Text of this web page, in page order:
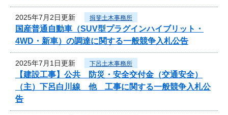
2025年7月2日更新 揖斐土木事務所
国産普通自動車（SUV型プラグインハイブリット・
4WD・新車）の調達に関する一般競争入札公告
2025年7月1日更新 下呂土木事務所
【建設工事】公共 防災・安全交付金（交通安全）
（主）下呂白川線 他 工事に関する一般競争入札公
告